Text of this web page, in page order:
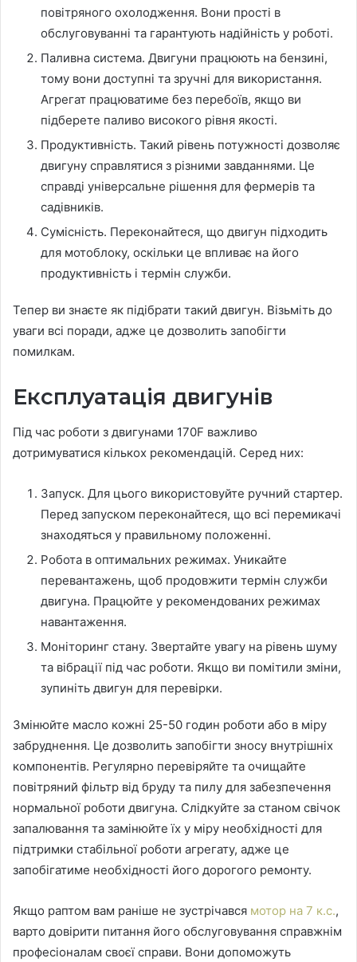
повітряного охолодження. Вони прості в
обслуговуванні та гарантують надійність у роботі.
Паливна система. Двигуни працюють на бензині,
тому вони доступні та зручні для використання.
Агрегат працюватиме без перебоїв, якщо ви
підберете паливо високого рівня якості.
Продуктивність. Такий рівень потужності дозволяє
двигуну справлятися з різними завданнями. Це
справді універсальне рішення для фермерів та
садівників.
Сумісність. Переконайтеся, що двигун підходить
для мотоблоку, оскільки це впливає на його
продуктивність і термін служби.
Тепер ви знаєте як підібрати такий двигун. Візьміть до
уваги всі поради, адже це дозволить запобігти
помилкам.
Експлуатація двигунів
Під час роботи з двигунами 170F важливо
дотримуватися кількох рекомендацій. Серед них:
Запуск. Для цього використовуйте ручний стартер.
Перед запуском переконайтеся, що всі перемикачі
знаходяться у правильному положенні.
Робота в оптимальних режимах. Уникайте
перевантажень, щоб продовжити термін служби
двигуна. Працюйте у рекомендованих режимах
навантаження.
Моніторинг стану. Звертайте увагу на рівень шуму
та вібрації під час роботи. Якщо ви помітили зміни,
зупиніть двигун для перевірки.
Змінюйте масло кожні 25-50 годин роботи або в міру
забруднення. Це дозволить запобігти зносу внутрішніх
компонентів. Регулярно перевіряйте та очищайте
повітряний фільтр від бруду та пилу для забезпечення
нормальної роботи двигуна. Слідкуйте за станом свічок
запалювання та замінюйте їх у міру необхідності для
підтримки стабільної роботи агрегату, адже це
запобігатиме необхідності його дорогого ремонту.
Якщо раптом вам раніше не зустрічався мотор на 7 к.с.,
варто довірити питання його обслуговування справжнім
професіоналам своєї справи. Вони допоможуть